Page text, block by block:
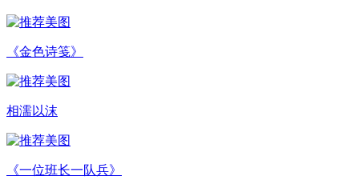
《金色诗笺》
相濡以沫
《一位班长一队兵》